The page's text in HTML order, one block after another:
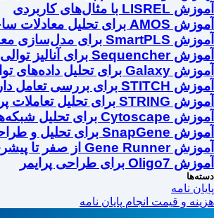
آموزش LISREL با مثال‌های کاربردی
آموزش AMOS برای تحلیل معادلات ساختاری
آموزش SmartPLS برای مدل‌سازی معادلات ساختاری
آموزش Sequencher برای آنالیز توالی DNA
آموزش Galaxy برای تحلیل داده‌های توالی‌یابی
آموزش STITCH برای بررسی تعامل دارو و پروتئین
آموزش STRING برای تحلیل تعاملات پروتئینی
آموزش Cytoscape برای تحلیل شبکه‌های زیستی
آموزش SnapGene برای تحلیل و طراحی DNA
آموزش Gene Runner از صفر تا پیشرفته
آموزش Oligo7 برای طراحی پرایمر
دسته‌ها
پایان نامه
هزینه و قیمت انجام پایان نامه